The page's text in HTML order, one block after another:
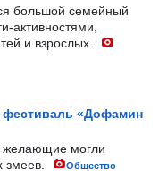
большой семейный
активностями,
и взрослых.
«Дофамин
желающие могли
змеев.
Общество